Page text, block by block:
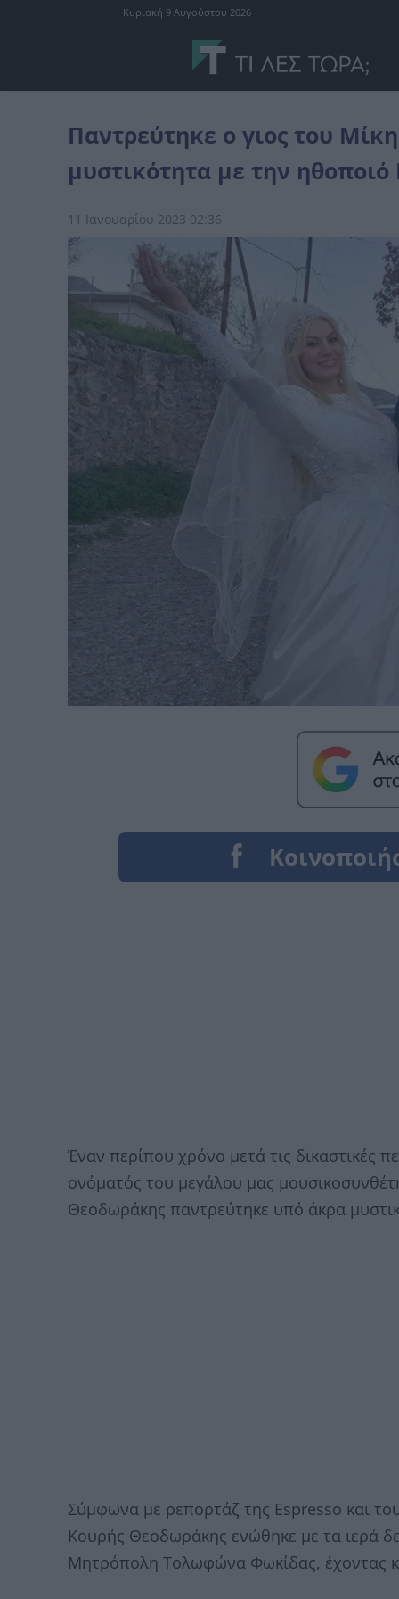
Κυριακή 9 Αυγούστου 2026
Παντρεύτηκε ο γιος του
μυστικότητα με την
11 Ιανουαρίου 2023 02:36
Έναν περίπου χρόνο μετά τις δικαστικές
ονόματός του μεγάλου μας
Θεοδωράκης παντρεύτηκε υπό άκρα
Σύμφωνα με ρεπορτάζ της Espresso και
Κουρής Θεοδωράκης ενώθηκε με τα ιερά
Μητρόπολη Τολωφώνα Φωκίδας, έχοντας